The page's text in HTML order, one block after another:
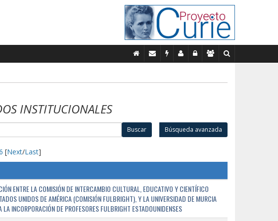
INSTITUCIONALES
Buscar Búsqueda avanzada
[Next/Last]
ENTRE LA COMISIÓN DE INTERCAMBIO CULTURAL, EDUCATIVO Y CIENTÍFICO
UNIDOS DE AMÉRICA (COMISIÓN FULBRIGHT), Y LA UNIVERSIDAD DE MURCIA
LA INCORPORACIÓN DE PROFESORES FULBRIGHT ESTADOUNIDENSES